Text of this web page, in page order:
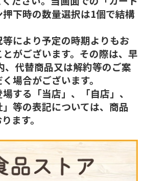
下時の数量選択は1個で結構
により予定の時期よりもお
がございます。その際は、早
、代替商品又は解約等のご案
場合がございます。
する「当店」、「自店」、
」等の表記については、商品
ます。